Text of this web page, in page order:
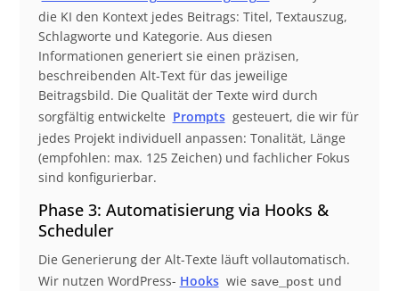
die KI den Kontext jedes Beitrags: Titel, Textauszug,
Schlagworte und Kategorie. Aus diesen
Informationen generiert sie einen präzisen,
beschreibenden Alt-Text für das jeweilige
Beitragsbild. Die Qualität der Texte wird durch
sorgfältig entwickelte Prompts gesteuert, die wir für
jedes Projekt individuell anpassen: Tonalität, Länge
(empfohlen: max. 125 Zeichen) und fachlicher Fokus
sind konfigurierbar.
Phase 3: Automatisierung via Hooks &
Scheduler
Die Generierung der Alt-Texte läuft vollautomatisch.
Wir nutzen WordPress- Hooks wie save_post und